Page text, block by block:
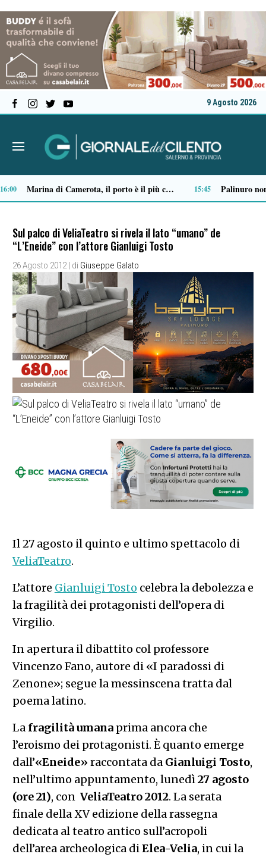
9 Agosto 2026
Ordigno bellico riaffiora in un terreno di Battipaglia: scatta la messa in sicurezza
Sul palco di VeliaTeatro si rivela il lato “umano” de
“L’Eneide” con l’attore Gianluigi Tosto
26 Agosto 2012 | di Giuseppe Galato
Il 27 agosto il quinto e ultimo spettacolo di
VeliaTeatro.
L’attore Gianluigi Tosto celebra la debolezza e
la fragilità dei protagonisti dell’opera di
Virgilio.
In apertura il dibattito col professore
Vincenzo Fano, autore di «I paradossi di
Zenone»; segue la messinscena tratta dal
poema latino.
La fragilitàumanaprima ancora che
l’eroismo dei protagonisti. È quanto emerge
dall’«Eneide» raccontata da Gianluigi Tosto,
nell’ultimo appuntamento, lunedì27 agosto
(ore 21), con VeliaTeatro 2012. La serata
finale della XV edizione della rassegna
dedicata al teatro antico sull’acropoli
dell’area archeologica diElea-Velia, in cui la